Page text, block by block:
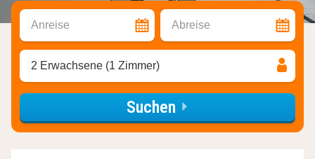
Anreise Abreise
2 Erwachsene (1 Zimmer)
Suchen